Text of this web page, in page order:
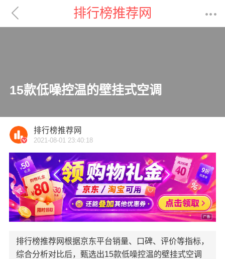
 排行榜推荐网 
15款低噪控温的壁挂式空调

排行榜推荐网
2021-08-01 23:40:18
排行榜推荐网根据京东平台销量、口碑、评价等指标，
综合分析对比后，甄选出15款低噪控温的壁挂式空调